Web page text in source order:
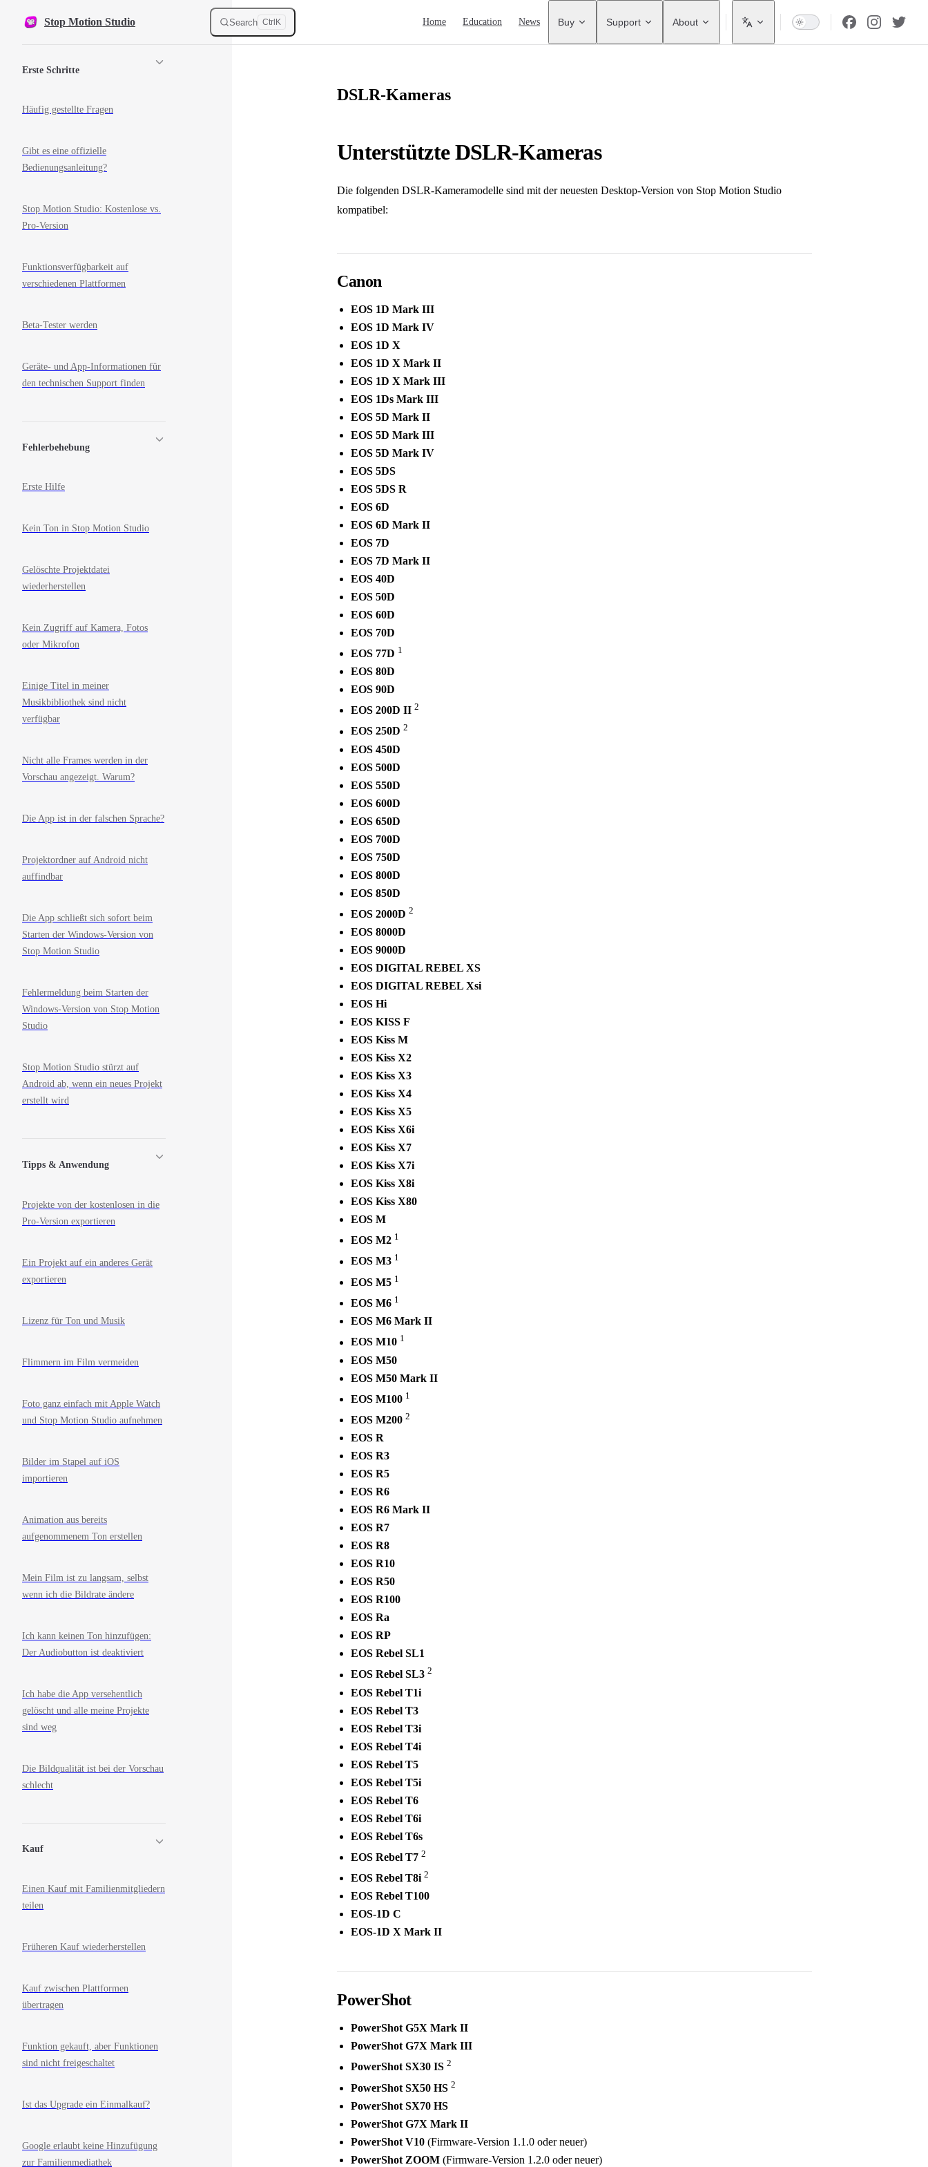
Skip to content
Stop Motion Studio Search Ctrl K Home Education News Buy Support About
Erste Schritte
Häufig gestellte Fragen
Gibt es eine offizielle
Bedienungsanleitung?
Stop Motion Studio: Kostenlose vs.
Pro-Version
Funktionsverfügbarkeit auf
verschiedenen Plattformen
Beta-Tester werden
Geräte- und App-Informationen für
den technischen Support finden
Fehlerbehebung
Erste Hilfe
Kein Ton in Stop Motion Studio
Gelöschte Projektdatei
wiederherstellen
Kein Zugriff auf Kamera, Fotos
oder Mikrofon
Einige Titel in meiner
Musikbibliothek sind nicht
verfügbar
Nicht alle Frames werden in der
Vorschau angezeigt. Warum?
Die App ist in der falschen Sprache?
Projektordner auf Android nicht
auffindbar
Die App schließt sich sofort beim
Starten der Windows-Version von
Stop Motion Studio
Fehlermeldung beim Starten der
Windows-Version von Stop Motion
Studio
Stop Motion Studio stürzt auf
Android ab, wenn ein neues Projekt
erstellt wird
Tipps & Anwendung
Projekte von der kostenlosen in die
Pro-Version exportieren
Ein Projekt auf ein anderes Gerät
exportieren
Lizenz für Ton und Musik
Flimmern im Film vermeiden
Foto ganz einfach mit Apple Watch
und Stop Motion Studio aufnehmen
Bilder im Stapel auf iOS
importieren
Animation aus bereits
aufgenommenem Ton erstellen
Mein Film ist zu langsam, selbst
wenn ich die Bildrate ändere
Ich kann keinen Ton hinzufügen:
Der Audiobutton ist deaktiviert
Ich habe die App versehentlich
gelöscht und alle meine Projekte
sind weg
Die Bildqualität ist bei der Vorschau
schlecht
Kauf
Einen Kauf mit Familienmitgliedern
teilen
Früheren Kauf wiederherstellen
Kauf zwischen Plattformen
übertragen
Funktion gekauft, aber Funktionen
sind nicht freigeschaltet
Ist das Upgrade ein Einmalkauf?
Google erlaubt keine Hinzufügung
zur Familienmediathek
DSLR-Kameras
Unterstützte DSLR-Kameras
Die folgenden DSLR-Kameramodelle sind mit der neuesten Desktop-Version von Stop Motion Studio
kompatibel:
Canon
EOS 1D Mark III
EOS 1D Mark IV
EOS 1D X
EOS 1D X Mark II
EOS 1D X Mark III
EOS 1Ds Mark III
EOS 5D Mark II
EOS 5D Mark III
EOS 5D Mark IV
EOS 5DS
EOS 5DS R
EOS 6D
EOS 6D Mark II
EOS 7D
EOS 7D Mark II
EOS 40D
EOS 50D
EOS 60D
EOS 70D
EOS 77D 1
EOS 80D
EOS 90D
EOS 200D II 2
EOS 250D 2
EOS 450D
EOS 500D
EOS 550D
EOS 600D
EOS 650D
EOS 700D
EOS 750D
EOS 800D
EOS 850D
EOS 2000D 2
EOS 8000D
EOS 9000D
EOS DIGITAL REBEL XS
EOS DIGITAL REBEL Xsi
EOS Hi
EOS KISS F
EOS Kiss M
EOS Kiss X2
EOS Kiss X3
EOS Kiss X4
EOS Kiss X5
EOS Kiss X6i
EOS Kiss X7
EOS Kiss X7i
EOS Kiss X8i
EOS Kiss X80
EOS M
EOS M2 1
EOS M3 1
EOS M5 1
EOS M6 1
EOS M6 Mark II
EOS M10 1
EOS M50
EOS M50 Mark II
EOS M100 1
EOS M200 2
EOS R
EOS R3
EOS R5
EOS R6
EOS R6 Mark II
EOS R7
EOS R8
EOS R10
EOS R50
EOS R100
EOS Ra
EOS RP
EOS Rebel SL1
EOS Rebel SL3 2
EOS Rebel T1i
EOS Rebel T3
EOS Rebel T3i
EOS Rebel T4i
EOS Rebel T5
EOS Rebel T5i
EOS Rebel T6
EOS Rebel T6i
EOS Rebel T6s
EOS Rebel T7 2
EOS Rebel T8i 2
EOS Rebel T100
EOS-1D C
EOS-1D X Mark II
PowerShot
PowerShot G5X Mark II
PowerShot G7X Mark III
PowerShot SX30 IS 2
PowerShot SX50 HS 2
PowerShot SX70 HS
PowerShot G7X Mark II
PowerShot V10 (Firmware-Version 1.1.0 oder neuer)
PowerShot ZOOM (Firmware-Version 1.2.0 oder neuer)